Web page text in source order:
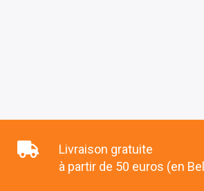
Livraison gratuite
à partir de 50 euros (en